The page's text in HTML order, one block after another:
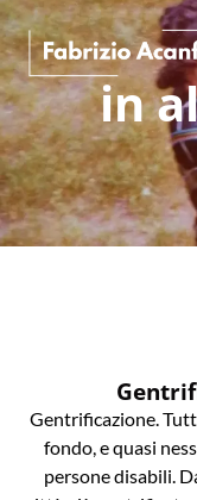
in
Gentrificazione.
fondo, e quasi
persone disabili.